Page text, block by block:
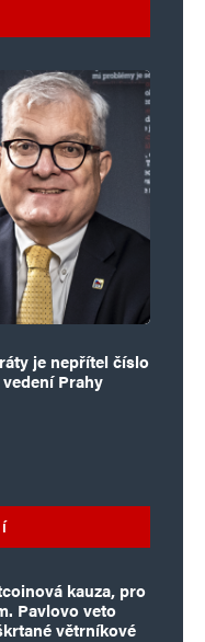
je nepřítel číslo
Prahy
kauza, pro
Pavlovo veto
větrníkové